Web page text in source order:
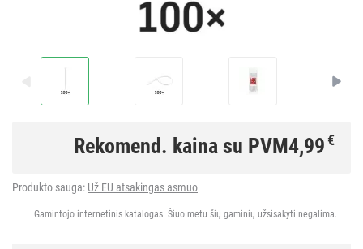
Rekomend. kaina su PVM4,99€
Produkto sauga: Už EU atsakingas asmuo
Gamintojo internetinis katalogas. Šiuo metu šių gaminių užsisakyti negalima.